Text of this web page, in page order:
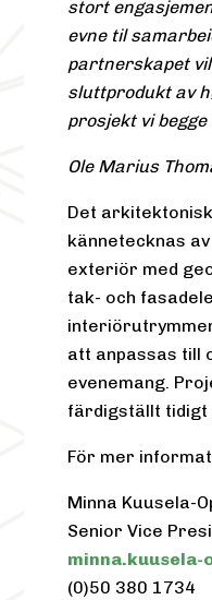
stort
evne til
partnerskapet
sluttprodukt av
prosjekt vi
Ole Marius
Det
kännetecknas
exteriör med
tak- och
att anpassas till
evenemang.
färdigställt tidigt
För mer
Minna Kuusela-
Senior Vice
minna.kuusela-
(0)50 380 1734